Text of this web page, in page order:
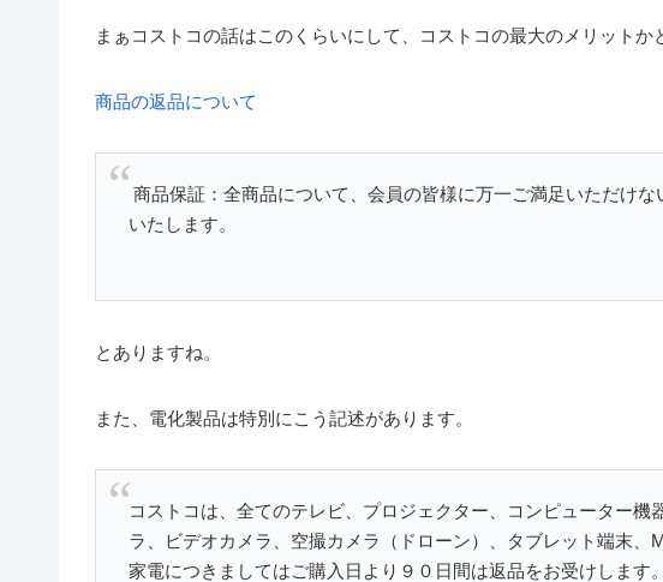
まぁコストコの話はこのくらいにして、コストコの最大のメリットか
商品の返品について
商品保証：全商品について、会員の皆様に万一ご満足いただけ
いたします。
とありますね。
また、電化製品は特別にこう記述があります。
コストコは、全てのテレビ、プロジェクター、コンピューター機
ラ、ビデオカメラ、空撮カメラ（ドローン）、タブレット端末、
家電につきましてはご購入日より９０日間は返品をお受けします。